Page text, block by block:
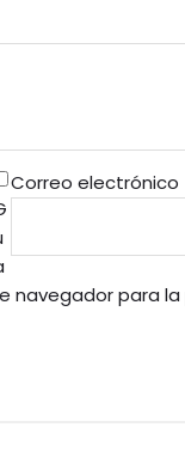
Correo electrónico
navegador para